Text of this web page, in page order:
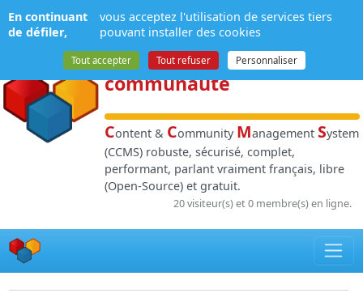
NPDS:Gestion de
contenuet de
communauté
Content & Community Management System
(CCMS) robuste, sécurisé, complet,
performant, parlant vraiment français, libre
(Open-Source) et gratuit.
20 visiteur(s) et 0 membre(s) en ligne.
Panneau de gestion des cookies
En continuant
de défiler,
vous acceptez l'utilisation de services tiers
pouvant installer des cookies
Tout accepter Tout refuser Personnaliser